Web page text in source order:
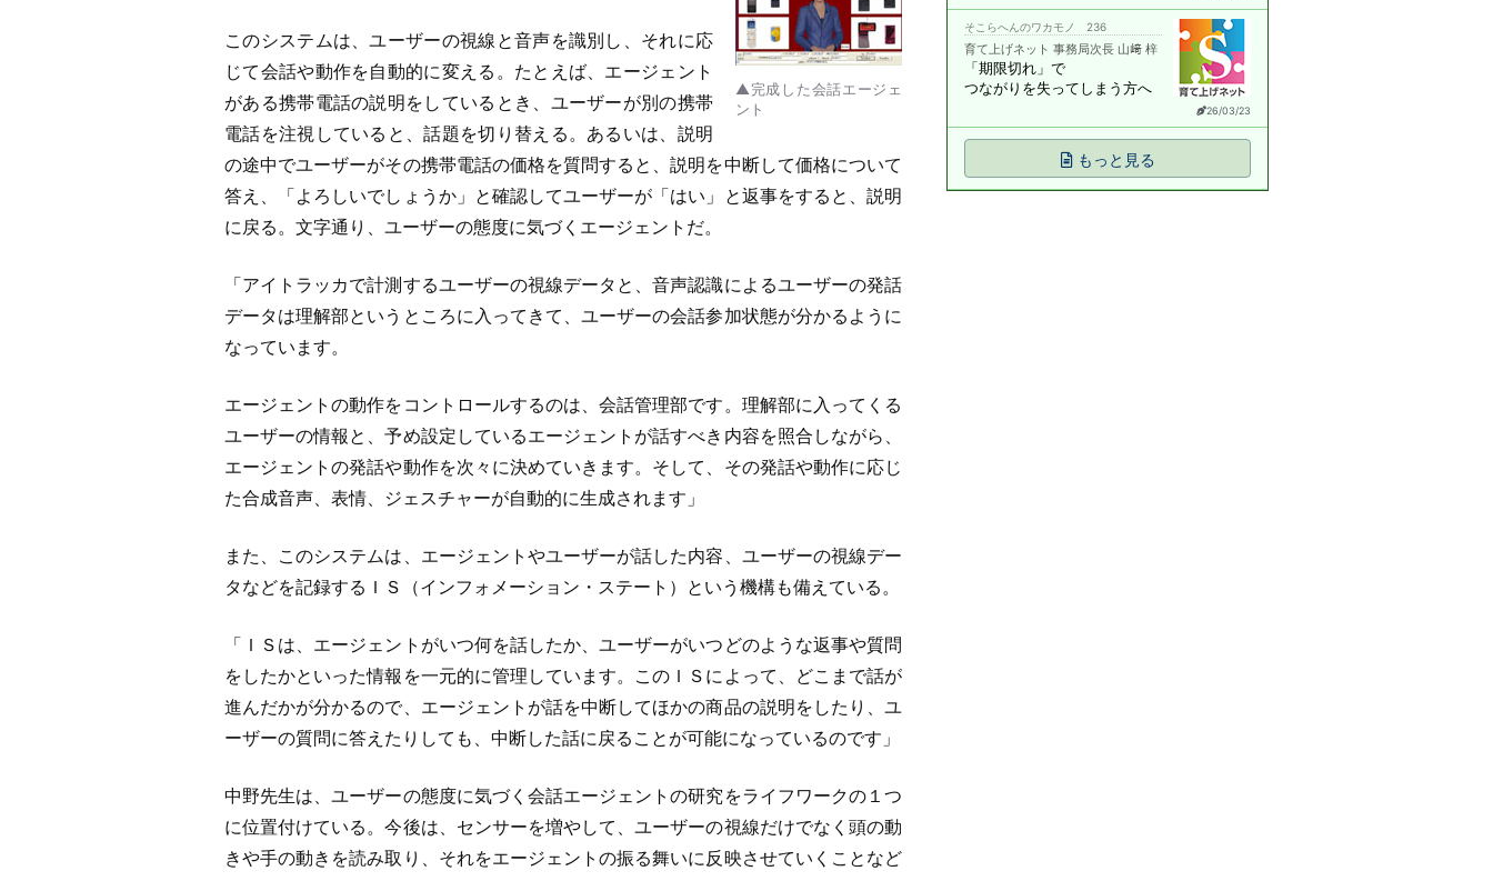
▲完成した会話エージェ
ント
このシステムは、ユーザーの視線と音声を識別し、それに応
じて会話や動作を自動的に変える。たとえば、エージェント
がある携帯電話の説明をしているとき、ユーザーが別の携帯
電話を注視していると、話題を切り替える。あるいは、説明
の途中でユーザーがその携帯電話の価格を質問すると、説明を中断して価格について
答え、「よろしいでしょうか」と確認してユーザーが「はい」と返事をすると、説明
に戻る。文字通り、ユーザーの態度に気づくエージェントだ。
「アイトラッカで計測するユーザーの視線データと、音声認識によるユーザーの発話
データは理解部というところに入ってきて、ユーザーの会話参加状態が分かるように
なっています。
エージェントの動作をコントロールするのは、会話管理部です。理解部に入ってくる
ユーザーの情報と、予め設定しているエージェントが話すべき内容を照合しながら、
エージェントの発話や動作を次々に決めていきます。そして、その発話や動作に応じ
た合成音声、表情、ジェスチャーが自動的に生成されます」
また、このシステムは、エージェントやユーザーが話した内容、ユーザーの視線デー
タなどを記録するＩＳ（インフォメーション・ステート）という機構も備えている。
「ＩＳは、エージェントがいつ何を話したか、ユーザーがいつどのような返事や質問
をしたかといった情報を一元的に管理しています。このＩＳによって、どこまで話が
進んだかが分かるので、エージェントが話を中断してほかの商品の説明をしたり、ユ
ーザーの質問に答えたりしても、中断した話に戻ることが可能になっているのです」
中野先生は、ユーザーの態度に気づく会話エージェントの研究をライフワークの１つ
に位置付けている。今後は、センサーを増やして、ユーザーの視線だけでなく頭の動
きや手の動きを読み取り、それをエージェントの振る舞いに反映させていくことなど
26/03/23
そこらへんのワカモノ 236
育て上げネット 事務局次長 山﨑 梓
「期限切れ」で
つながりを失ってしまう方へ
もっと見る